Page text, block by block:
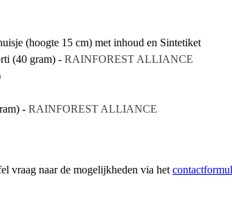
(hoogte 15 cm) met inhoud en Sintetiket
(40 gram) - RAINFOREST ALLIANCE
- RAINFOREST ALLIANCE
vraag naar de mogelijkheden via het